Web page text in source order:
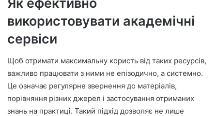
Як ефективно
використовувати академічні
сервіси
Щоб отримати максимальну користь від таких ресурсів,
важливо працювати з ними не епізодично, а системно.
Це означає регулярне звернення до матеріалів,
порівняння різних джерел і застосування отриманих
знань на практиці. Такий підхід дозволяє не лише